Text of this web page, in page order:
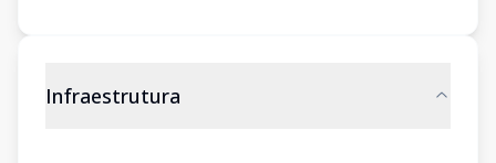
Infraestrutura